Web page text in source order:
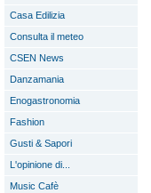
Casa Edilizia
Consulta il meteo
CSEN News
Danzamania
Enogastronomia
Fashion
Gusti & Sapori
L'opinione di...
Music Cafè